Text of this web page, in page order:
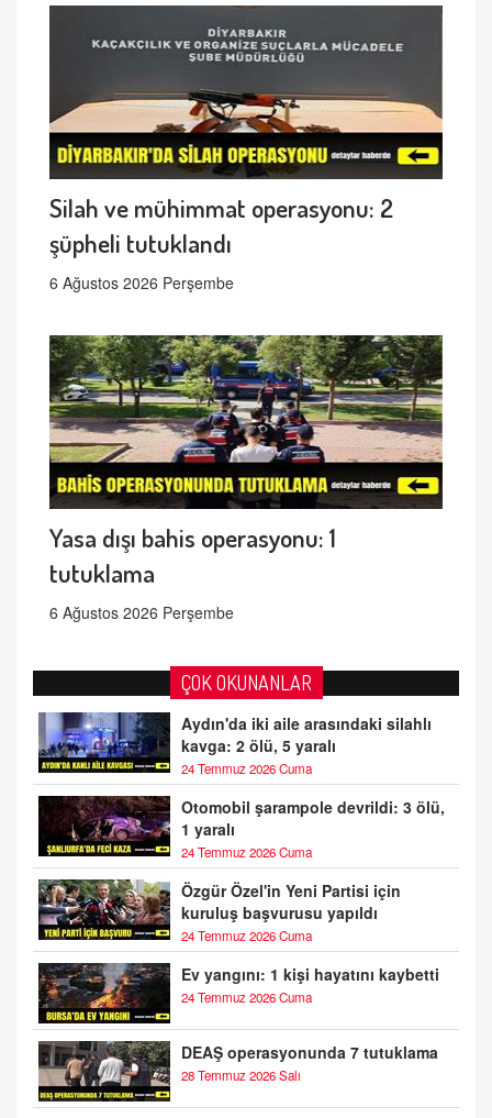
Silah ve mühimmat operasyonu: 2
şüpheli tutuklandı
6 Ağustos 2026 Perşembe
Yasa dışı bahis operasyonu: 1
tutuklama
6 Ağustos 2026 Perşembe
ÇOK OKUNANLAR
Aydın'da iki aile arasındaki silahlı
kavga: 2 ölü, 5 yaralı
24 Temmuz 2026 Cuma
Otomobil şarampole devrildi: 3 ölü,
1 yaralı
24 Temmuz 2026 Cuma
Özgür Özel'in Yeni Partisi için
kuruluş başvurusu yapıldı
24 Temmuz 2026 Cuma
Ev yangını: 1 kişi hayatını kaybetti
24 Temmuz 2026 Cuma
DEAŞ operasyonunda 7 tutuklama
28 Temmuz 2026 Salı